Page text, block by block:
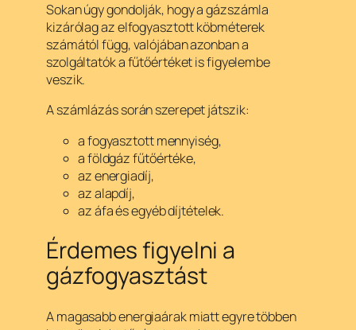
Sokan úgy gondolják, hogy a gázszámla
kizárólag az elfogyasztott köbméterek
számától függ, valójában azonban a
szolgáltatók a fűtőértéket is figyelembe
veszik.
A számlázás során szerepet játszik:
a fogyasztott mennyiség,
a földgáz fűtőértéke,
az energiadíj,
az alapdíj,
az áfa és egyéb díjtételek.
Érdemes figyelni a
gázfogyasztást
A magasabb energiaárak miatt egyre többen